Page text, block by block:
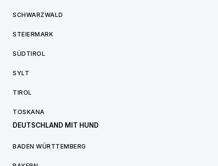
SCHWARZWALD
STEIERMARK
SÜDTIROL
SYLT
TIROL
TOSKANA
DEUTSCHLAND MIT HUND
BADEN WÜRTTEMBERG